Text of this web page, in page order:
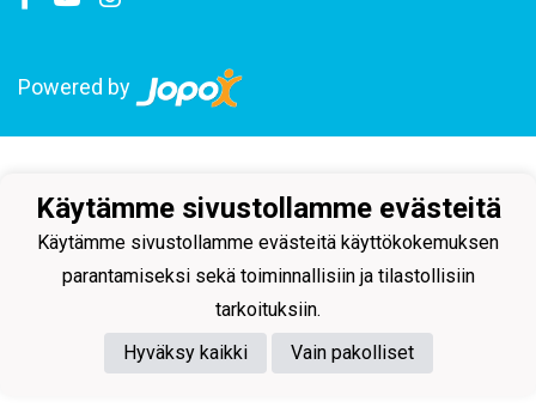
Powered by
Käytämme sivustollamme evästeitä
Käytämme sivustollamme evästeitä käyttökokemuksen
parantamiseksi sekä toiminnallisiin ja tilastollisiin
tarkoituksiin.
Hyväksy kaikki
Vain pakolliset